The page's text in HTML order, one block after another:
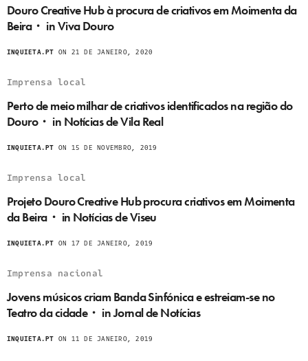
Douro Creative Hub à procura de criativos em Moimenta da
Beira・ in Viva Douro
INQUIETA.PT ON 21 DE JANEIRO, 2020
Imprensa local
Perto de meio milhar de criativos identificados na região do
Douro・ in Notícias de Vila Real
INQUIETA.PT ON 15 DE NOVEMBRO, 2019
Imprensa local
Projeto Douro Creative Hub procura criativos em Moimenta
da Beira・ in Notícias de Viseu
INQUIETA.PT ON 17 DE JANEIRO, 2019
Imprensa nacional
Jovens músicos criam Banda Sinfónica e estreiam-se no
Teatro da cidade・ in Jornal de Notícias
INQUIETA.PT ON 11 DE JANEIRO, 2019